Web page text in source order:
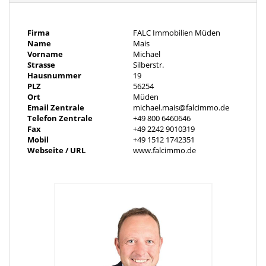
• sonniger Garten
• reizvolle Natur im schönen Hunsrück
Objektbeschreibung
*** ANGEBOTSVERFAHREN ***
Dieses gemütliche Einfamilienhaus könnte schon bald Ihr
Zuhause sein!
Wir freuen uns, Ihnen dieses Einfamilienhaus, in massiver
Bauweise im Jahr 1963 auf einem ca. 341 m² großen Grundstück
errichtet, vorstellen zu dürfen.
Firma
FALC Immobilien Müden
Name
Mais
Vorname
Michael
Strasse
Silberstr.
Hausnummer
19
PLZ
56254
Ort
Müden
Email Zentrale
michael.mais@falcimmo.de
Telefon Zentrale
+49 800 6460646
Fax
+49 2242 9010319
Mobil
+49 1512 1742351
Webseite / URL
www.falcimmo.de